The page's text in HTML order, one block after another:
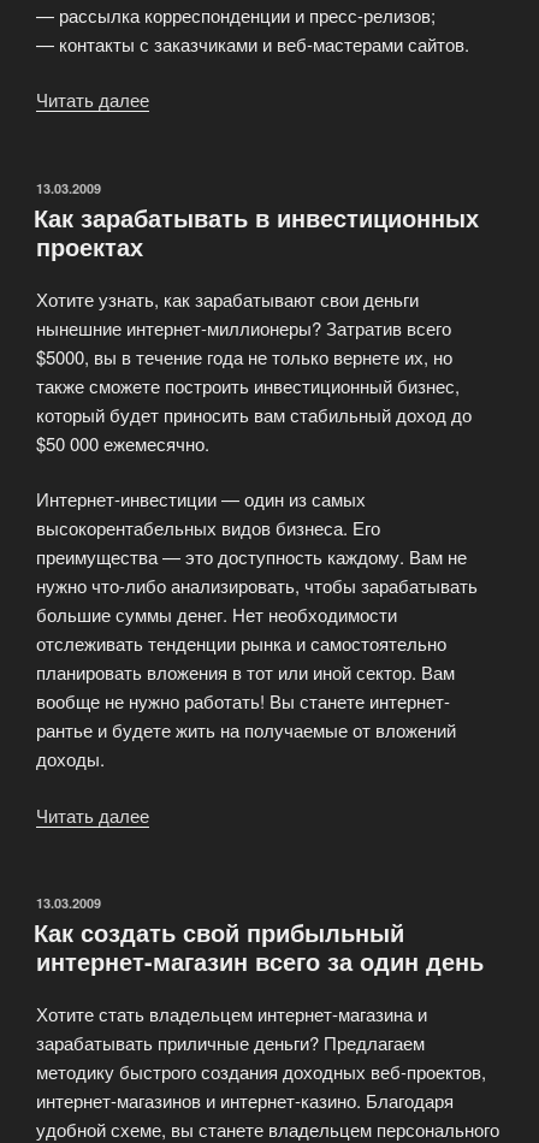
— рассылка корреспонденции и пресс-релизов;
— контакты с заказчиками и веб-мастерами сайтов.
Читать далее
почты»
ОПУБЛИКОВАНО
13.03.2009
Как зарабатывать в инвестиционных
проектах
Хотите узнать, как зарабатывают свои деньги
нынешние интернет-миллионеры? Затратив всего
$5000, вы в течение года не только вернете их, но
также сможете построить инвестиционный бизнес,
который будет приносить вам стабильный доход до
$50 000 ежемесячно.
Интернет-инвестиции — один из самых
высокорентабельных видов бизнеса. Его
преимущества — это доступность каждому. Вам не
нужно что-либо анализировать, чтобы зарабатывать
большие суммы денег. Нет необходимости
отслеживать тенденции рынка и самостоятельно
планировать вложения в тот или иной сектор. Вам
вообще не нужно работать! Вы станете интернет-
рантье и будете жить на получаемые от вложений
доходы.
Читать далее
проектах»
ОПУБЛИКОВАНО
13.03.2009
Как создать свой прибыльный
интернет-магазин всего за один день
Хотите стать владельцем интернет-магазина и
зарабатывать приличные деньги? Предлагаем
методику быстрого создания доходных веб-проектов,
интернет-магазинов и интернет-казино. Благодаря
удобной схеме, вы станете владельцем персонального